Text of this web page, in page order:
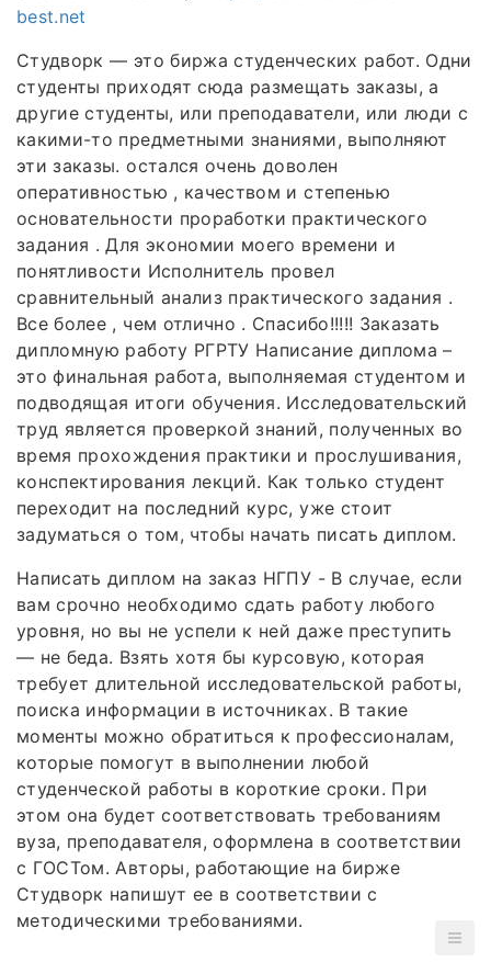
best.net
Студворк — это биржа студенческих работ. Одни
студенты приходят сюда размещать заказы, а
другие студенты, или преподаватели, или люди с
какими-то предметными знаниями, выполняют
эти заказы. остался очень доволен
оперативностью , качеством и степенью
основательности проработки практического
задания . Для экономии моего времени и
понятливости Исполнитель провел
сравнительный анализ практического задания .
Все более , чем отлично . Спасибо!!!!! Заказать
дипломную работу РГРТУ Написание диплома –
это финальная работа, выполняемая студентом и
подводящая итоги обучения. Исследовательский
труд является проверкой знаний, полученных во
время прохождения практики и прослушивания,
конспектирования лекций. Как только студент
переходит на последний курс, уже стоит
задуматься о том, чтобы начать писать диплом.
Написать диплом на заказ НГПУ - В случае, если
вам срочно необходимо сдать работу любого
уровня, но вы не успели к ней даже преступить
— не беда. Взять хотя бы курсовую, которая
требует длительной исследовательской работы,
поиска информации в источниках. В такие
моменты можно обратиться к профессионалам,
которые помогут в выполнении любой
студенческой работы в короткие сроки. При
этом она будет соответствовать требованиям
вуза, преподавателя, оформлена в соответствии
с ГОСТом. Авторы, работающие на бирже
Студворк напишут ее в соответствии с
методическими требованиями.